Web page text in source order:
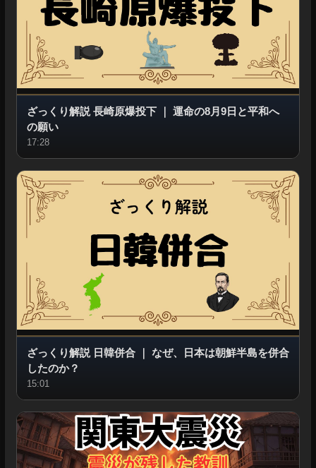
ざっくり解説 長崎原爆投下｜ 運命の8月9日と平和へ
の願い
17:28
ざっくり解説 日韓併合｜ なぜ、日本は朝鮮半島を併合
したのか？
15:01